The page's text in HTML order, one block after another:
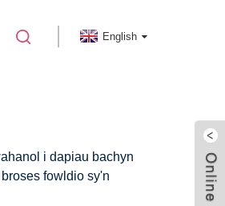
English
i dapiau bachyn
fowldio sy'n